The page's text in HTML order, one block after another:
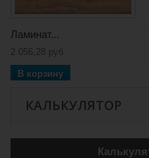
Ламинат...
2 056,28 руб
В корзину
КАЛЬКУЛЯТОР